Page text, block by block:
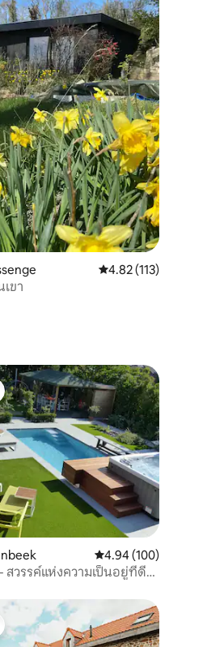
รีวิว
คะแนนเฉลี่ย 4.82 จาก
4.82 (113)
ขา
รีวิว
คะแนนเฉลี่ย 4.94 จาก
4.94 (100)
สวรรค์แห่งความเป็นอยู่ที่ดีใน